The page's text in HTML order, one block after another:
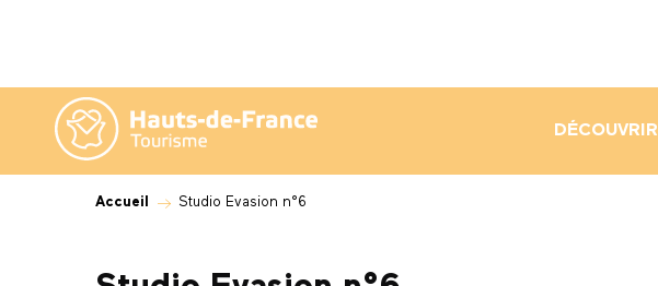
contenu
principal
DÉCOUVRIR
Accueil Studio Evasion n°6